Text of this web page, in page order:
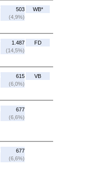
503
(4,9%)
WB*
1.487
(14,5%)
FD
615
(6,0%)
VB
677
(6,6%)
677
(6,6%)